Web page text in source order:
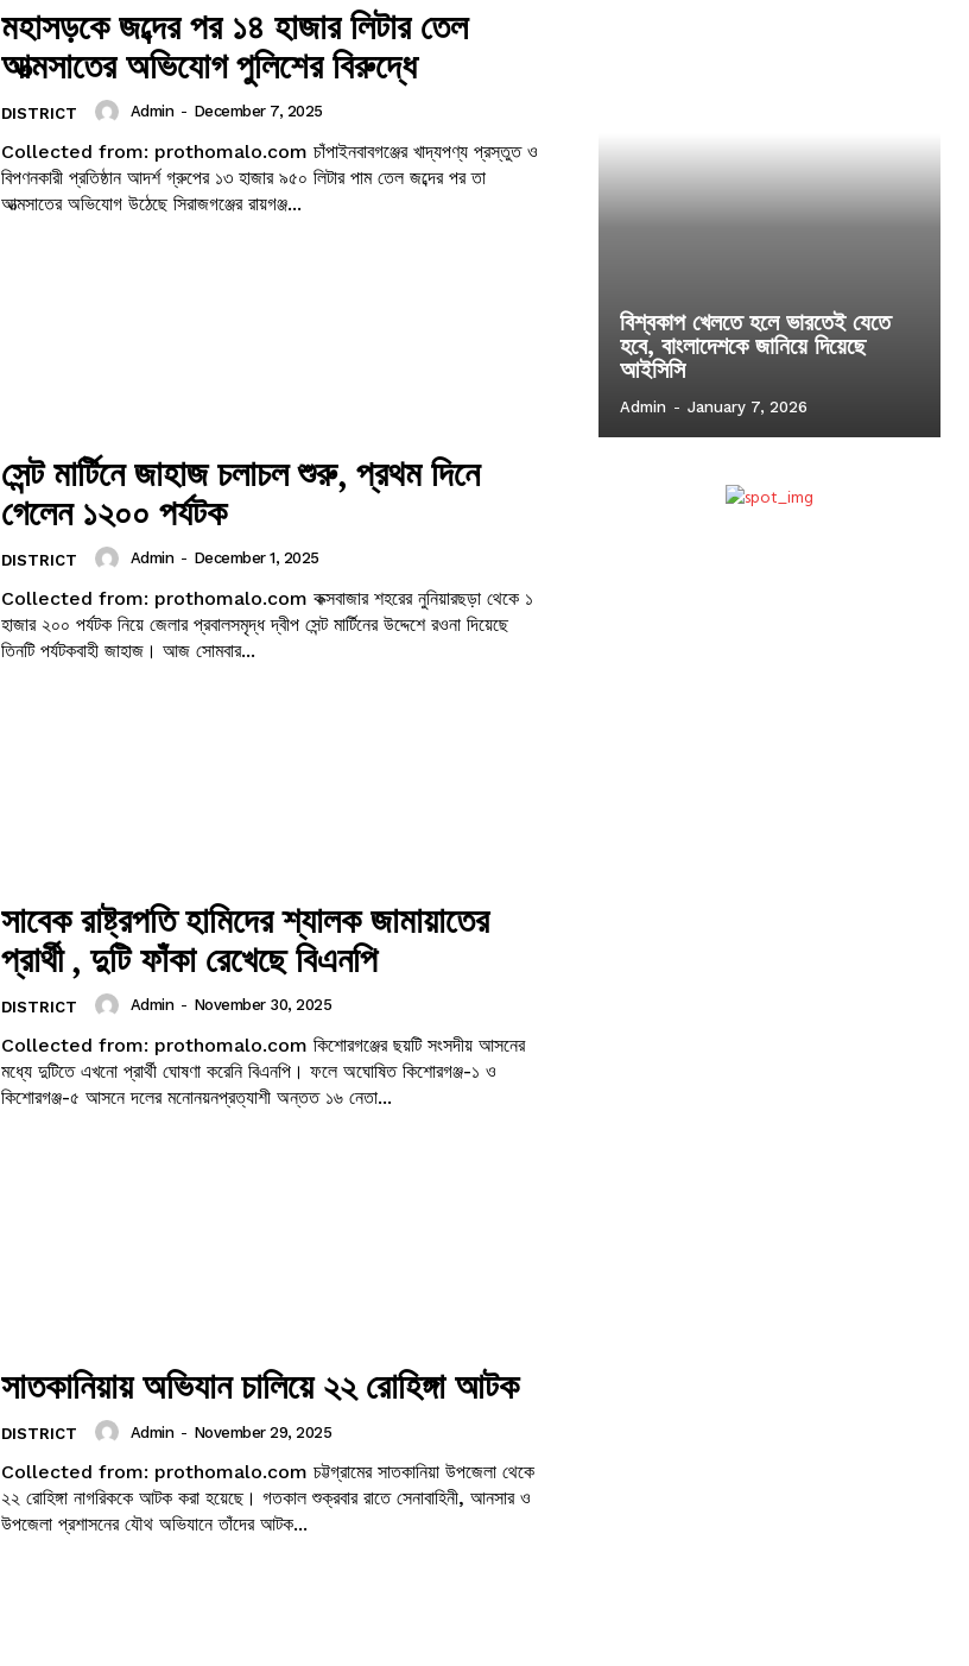
মহাসড়কে জব্দের পর ১৪ হাজার লিটার তেল
আত্মসাতের অভিযোগ পুলিশের বিরুদ্ধে
DISTRICT Admin - December 7, 2025
Collected from: prothomalo.com চাঁপাইনবাবগঞ্জের খাদ্যপণ্য প্রস্তুত ও
বিপণনকারী প্রতিষ্ঠান আদর্শ গ্রুপের ১৩ হাজার ৯৫০ লিটার পাম তেল জব্দের পর তা
আত্মসাতের অভিযোগ উঠেছে সিরাজগঞ্জের রায়গঞ্জ...
সেন্ট মার্টিনে জাহাজ চলাচল শুরু, প্রথম দিনে
গেলেন ১২০০ পর্যটক
DISTRICT Admin - December 1, 2025
Collected from: prothomalo.com কক্সবাজার শহরের নুনিয়ারছড়া থেকে ১
হাজার ২০০ পর্যটক নিয়ে জেলার প্রবালসমৃদ্ধ দ্বীপ সেন্ট মার্টিনের উদ্দেশে রওনা দিয়েছে
তিনটি পর্যটকবাহী জাহাজ। আজ সোমবার...
সাবেক রাষ্ট্রপতি হামিদের শ্যালক জামায়াতের
প্রার্থী , দুটি ফাঁকা রেখেছে বিএনপি
DISTRICT Admin - November 30, 2025
Collected from: prothomalo.com কিশোরগঞ্জের ছয়টি সংসদীয় আসনের
মধ্যে দুটিতে এখনো প্রার্থী ঘোষণা করেনি বিএনপি। ফলে অঘোষিত কিশোরগঞ্জ-১ ও
কিশোরগঞ্জ-৫ আসনে দলের মনোনয়নপ্রত্যাশী অন্তত ১৬ নেতা...
সাতকানিয়ায় অভিযান চালিয়ে ২২ রোহিঙ্গা আটক
DISTRICT Admin - November 29, 2025
Collected from: prothomalo.com চট্টগ্রামের সাতকানিয়া উপজেলা থেকে
২২ রোহিঙ্গা নাগরিককে আটক করা হয়েছে। গতকাল শুক্রবার রাতে সেনাবাহিনী, আনসার ও
উপজেলা প্রশাসনের যৌথ অভিযানে তাঁদের আটক...
বিশ্বকাপ খেলতে হলে ভারতেই যেতে
হবে, বাংলাদেশকে জানিয়ে দিয়েছে
আইসিসি
Admin - January 7, 2026